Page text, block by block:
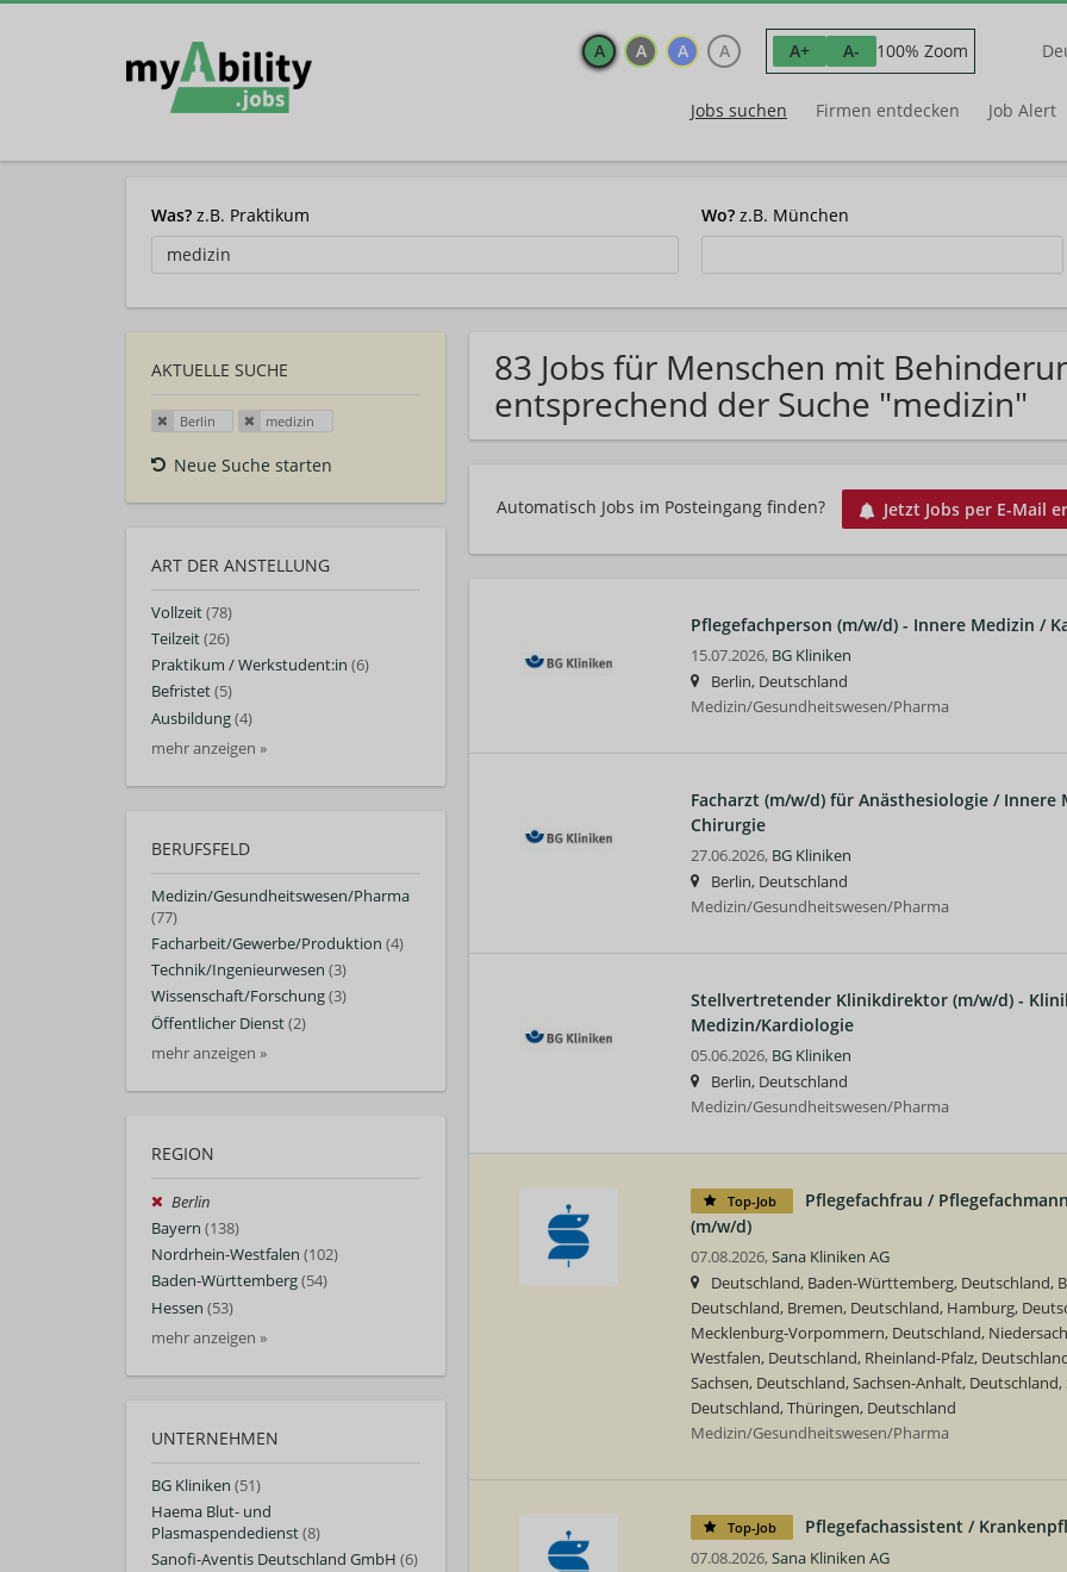
A A A A A+ A- 100% Zoom
Jobs suchen Firmen entdecken Job Alert
Was? z.B. Praktikum Wo? z.B. München
AKTUELLE SUCHE
Berlin medizin
Neue Suche starten
ART DER ANSTELLUNG
Vollzeit(78)
Teilzeit(26)
Praktikum / Werkstudent:in (6)
Befristet(5)
Ausbildung(4)
mehr anzeigen »
BERUFSFELD
Medizin/Gesundheitswesen/Pharma
(77)
Facharbeit/Gewerbe/Produktion (4)
Technik/Ingenieurwesen (3)
Wissenschaft/Forschung(3)
Öffentlicher Dienst(2)
mehr anzeigen »
REGION
Berlin
Bayern (138)
Nordrhein-Westfalen (102)
Baden-Württemberg(54)
Hessen (53)
mehr anzeigen »
UNTERNEHMEN
BG Kliniken (51)
Haema Blut- und
Plasmaspendedienst(8)
Sanofi-Aventis Deutschland GmbH (6)
83 Jobs für Menschen mit
entsprechend der Suche "medizin"
Automatisch Jobs im Posteingang finden? Jetzt Jobs per E-Mail
Pflegefachperson (m/w/d) - Innere Medizin /
15.07.2026, BG Kliniken
Berlin, Deutschland
Medizin/Gesundheitswesen/Pharma
Facharzt (m/w/d) für Anästhesiologie / Innere
Chirurgie
27.06.2026, BG Kliniken
Berlin, Deutschland
Medizin/Gesundheitswesen/Pharma
Stellvertretender Klinikdirektor (m/w/d) -
Medizin/Kardiologie
05.06.2026, BG Kliniken
Berlin, Deutschland
Medizin/Gesundheitswesen/Pharma
Top-Job
Pflegefachfrau /
(m/w/d)
07.08.2026, Sana Kliniken AG
Deutschland, Baden-Württemberg, Deutschland,
Deutschland, Bremen, Deutschland, Hamburg,
Mecklenburg-Vorpommern, Deutschland,
Westfalen, Deutschland, Rheinland-Pfalz,
Sachsen, Deutschland, Sachsen-Anhalt,
Deutschland, Thüringen, Deutschland
Medizin/Gesundheitswesen/Pharma
Top-Job Pflegefachassistent /
07.08.2026, Sana Kliniken AG